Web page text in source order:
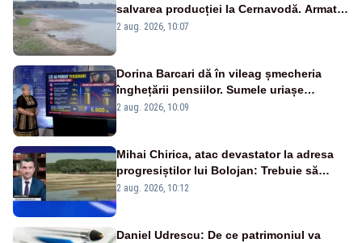
salvarea producției la Cernavodă. Armata
va detona o stâncă și va devia apa
2 aug. 2026, 10:07
Dorina Barcari dă în vileag șmecheria
înghețării pensiilor. Sumele uriașe
pierdute de fiecare român
2 aug. 2026, 10:09
Mihai Chirica, atac devastator la adresa
progresiștilor lui Bolojan: Trebuie să
protejăm și natura, dar nu șținem omaneii
2 aug. 2026, 10:12
Daniel Udrescu: De ce patrimoniul va